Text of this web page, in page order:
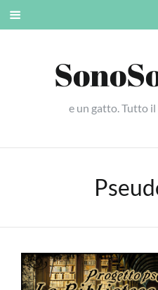
Skip
e un gatto. Tutto